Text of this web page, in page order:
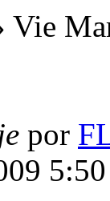
Vie
por